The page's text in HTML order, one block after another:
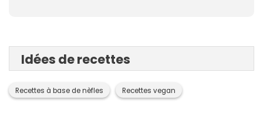
Idées de recettes
Recettes à base de nèfles Recettes vegan